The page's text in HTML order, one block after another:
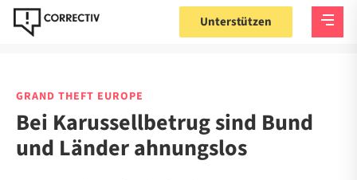
Unterstützen
GRAND THEFT EUROPE
Bei Karussellbetrug sind Bund
und Länder ahnungslos